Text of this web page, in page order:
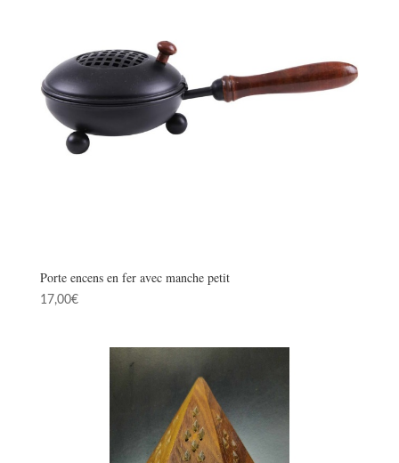
Porte encens en fer avec manche petit
17,00€